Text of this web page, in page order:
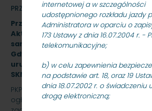
internetowej a w szczególności
udostępnionego rozkładu jazdy
Administratora w oparciu o
173 Ustawy z dnia 16.07.2004 r. -
telekomunikacyjne;
b) w celu zapewnienia
na podstawie art. 18, oraz 19
dnia 18.07.2002 r. o świadczeniu
drogą elektroniczną;
PRZETARGI
Przetarg nieograniczony na
Aktualizacja dokumentacji
samoczynnej blokady liniowej na
Gdynia Orłowo wraz z wdrożeniem,
uruchomieniem urządzeń i
SKMMU.086.38.22.
PKP SZYBKA KOLEJ MIEJSKA W TRÓJMIEŚCIE
ogłasza przetarg nieograniczony na